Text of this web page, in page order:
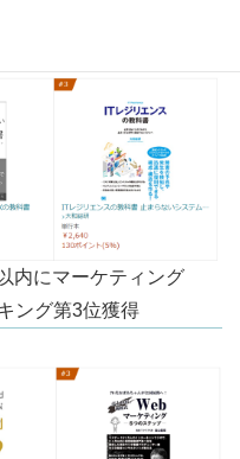
内にマーケティング
ング第3位獲得